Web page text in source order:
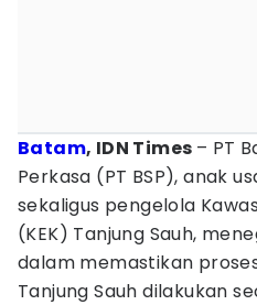
Batam, IDN Times – PT
Perkasa (PT BSP), anak
sekaligus pengelola
(KEK) Tanjung Sauh,
dalam memastikan
Tanjung Sauh dilakukan